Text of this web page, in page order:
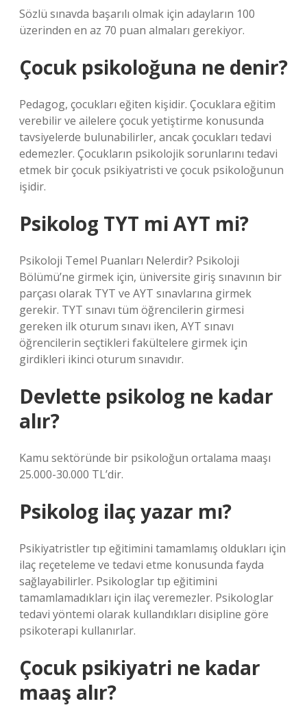
Sözlü sınavda başarılı olmak için adayların 100
üzerinden en az 70 puan almaları gerekiyor.
Çocuk psikoloğuna ne denir?
Pedagog, çocukları eğiten kişidir. Çocuklara eğitim
verebilir ve ailelere çocuk yetiştirme konusunda
tavsiyelerde bulunabilirler, ancak çocukları tedavi
edemezler. Çocukların psikolojik sorunlarını tedavi
etmek bir çocuk psikiyatristi ve çocuk psikoloğunun
işidir.
Psikolog TYT mi AYT mi?
Psikoloji Temel Puanları Nelerdir? Psikoloji
Bölümü’ne girmek için, üniversite giriş sınavının bir
parçası olarak TYT ve AYT sınavlarına girmek
gerekir. TYT sınavı tüm öğrencilerin girmesi
gereken ilk oturum sınavı iken, AYT sınavı
öğrencilerin seçtikleri fakültelere girmek için
girdikleri ikinci oturum sınavıdır.
Devlette psikolog ne kadar
alır?
Kamu sektöründe bir psikoloğun ortalama maaşı
25.000-30.000 TL’dir.
Psikolog ilaç yazar mı?
Psikiyatristler tıp eğitimini tamamlamış oldukları için
ilaç reçeteleme ve tedavi etme konusunda fayda
sağlayabilirler. Psikologlar tıp eğitimini
tamamlamadıkları için ilaç veremezler. Psikologlar
tedavi yöntemi olarak kullandıkları disipline göre
psikoterapi kullanırlar.
Çocuk psikiyatri ne kadar
maaş alır?